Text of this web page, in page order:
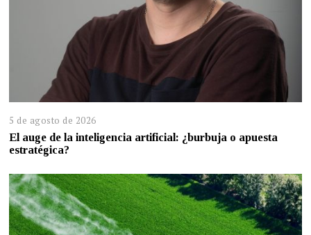
5 de agosto de 2026
El auge de la inteligencia artificial: ¿burbuja o apuesta
estratégica?